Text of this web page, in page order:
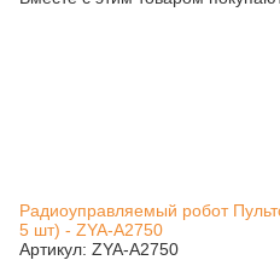
Радиоуправляемый робот
5 шт) - ZYA-A2750
Артикул: ZYA-A2750